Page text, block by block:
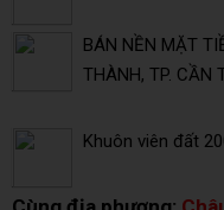
BÁN NỀN MẶT
THÀNH, TP. CẦN
Khuôn viên đất